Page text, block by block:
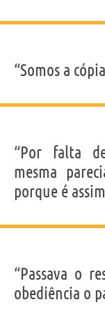
“Somos a
“Por falta
mesma
porque é
“Passava o
obediência o